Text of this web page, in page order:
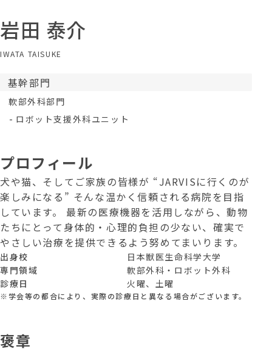
岩田 泰介
IWATA TAISUKE
基幹部門
軟部外科部門
ロボット支援外科ユニット
プロフィール
犬や猫、そしてご家族の皆様が “JARVISに行くのが
楽しみになる” そんな温かく信頼される病院を目指
しています。 最新の医療機器を活用しながら、動物
たちにとって身体的・心理的負担の少ない、確実で
やさしい治療を提供できるよう努めてまいります。
出身校
日本獣医生命科学大学
専門領域
軟部外科・ロボット外科
診療日
火曜、土曜
※学会等の都合により、実際の診療日と異なる場合がございます。
褒章